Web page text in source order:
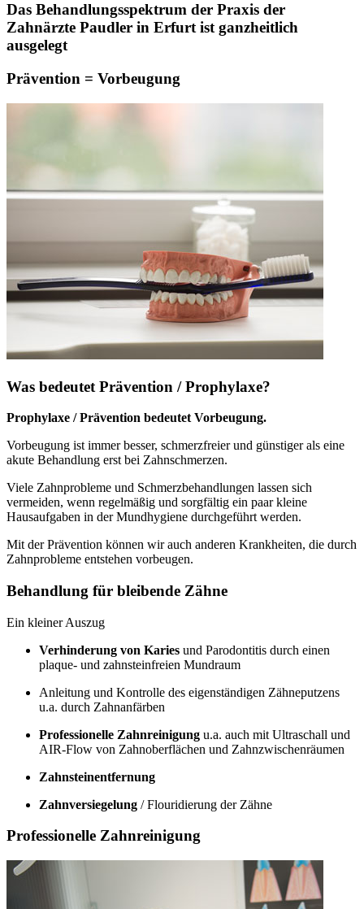
Das Behandlungsspektrum der Praxis der
Zahnärzte Paudler in Erfurt ist ganzheitlich
ausgelegt
Prävention = Vorbeugung
Was bedeutet Prävention / Prophylaxe?
Prophylaxe / Prävention bedeutet Vorbeugung.
Vorbeugung ist immer besser, schmerzfreier und günstiger als eine
akute Behandlung erst bei Zahnschmerzen.
Viele Zahnprobleme und Schmerzbehandlungen lassen sich
vermeiden, wenn regelmäßig und sorgfältig ein paar kleine
Hausaufgaben in der Mundhygiene durchgeführt werden.
Mit der Prävention können wir auch anderen Krankheiten, die durch
Zahnprobleme entstehen vorbeugen.
Behandlung für bleibende Zähne
Ein kleiner Auszug
Verhinderung von Karies und Parodontitis durch einen
plaque- und zahnsteinfreien Mundraum
Anleitung und Kontrolle des eigenständigen Zähneputzens
u.a. durch Zahnanfärben
Professionelle Zahnreinigung u.a. auch mit Ultraschall und
AIR-Flow von Zahnoberflächen und Zahnzwischenräumen
Zahnsteinentfernung
Zahnversiegelung / Flouridierung der Zähne
Professionelle Zahnreinigung